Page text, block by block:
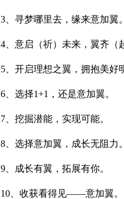
3、寻梦哪里去，缘来意加翼。
4、意启（祈）未来，翼齐（
5、开启理想之翼，拥抱美好
6、选择1+1，还是意加翼。
7、挖掘潜能，实现可能。
8、选择意加翼，成长无阻力。
9、成长有翼，拓展有你。
10、收获看得见——意加翼。